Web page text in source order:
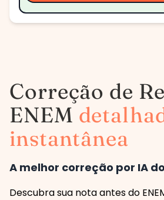
Correção de
ENEM
instantânea
A melhor correção por IA
Descubra sua nota antes do